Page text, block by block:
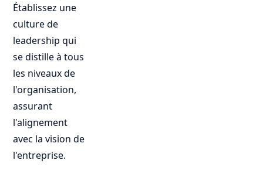
Établissez une
culture de
leadership qui
se distille à tous
les niveaux de
l'organisation,
assurant
l'alignement
avec la vision de
l'entreprise.